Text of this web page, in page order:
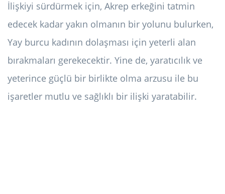
İlişkiyi sürdürmek için, Akrep erkeğini tatmin
edecek kadar yakın olmanın bir yolunu bulurken,
Yay burcu kadının dolaşması için yeterli alan
bırakmaları gerekecektir. Yine de, yaratıcılık ve
yeterince güçlü bir birlikte olma arzusu ile bu
işaretler mutlu ve sağlıklı bir ilişki yaratabilir.